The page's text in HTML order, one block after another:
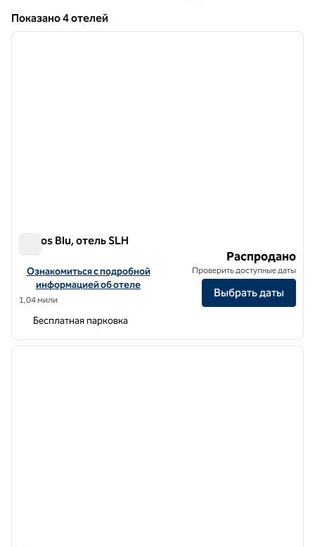
Показанo 4 отелей
Показанo 4 отелей
1 из 12
Lindos Blu, отель SLH
Посмотреть информацию об отеле Lindos Blu, a SLH Hotel
Ознакомиться с подробной
информацией об отеле
1,04 мили
Распродано
Проверить доступные даты
Выбрать даты
Бесплатная парковка
1 из 10